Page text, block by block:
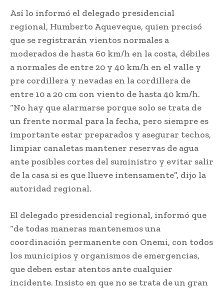
Así lo informó el delegado presidencial
regional, Humberto Aqueveque, quien precisó
que se registrarán vientos normales a
moderados de hasta 60 km/h en la costa, débiles
a normales de entre 20 y 40 km/h en el valle y
pre cordillera y nevadas en la cordillera de
entre 10 a 20 cm con viento de hasta 40 km/h.
“No hay que alarmarse porque solo se trata de
un frente normal para la fecha, pero siempre es
importante estar preparados y asegurar techos,
limpiar canaletas mantener reservas de agua
ante posibles cortes del suministro y evitar salir
de la casa si es que llueve intensamente”, dijo la
autoridad regional.
El delegado presidencial regional, informó que
“de todas maneras mantenemos una
coordinación permanente con Onemi, con todos
los municipios y organismos de emergencias,
que deben estar atentos ante cualquier
incidente. Insisto en que no se trata de un gran